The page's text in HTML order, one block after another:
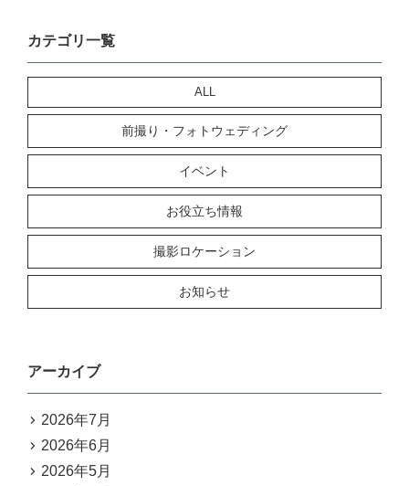
カテゴリ一覧
ALL
前撮り・フォトウェディング
イベント
お役立ち情報
撮影ロケーション
お知らせ
アーカイブ
2026年7月
2026年6月
2026年5月